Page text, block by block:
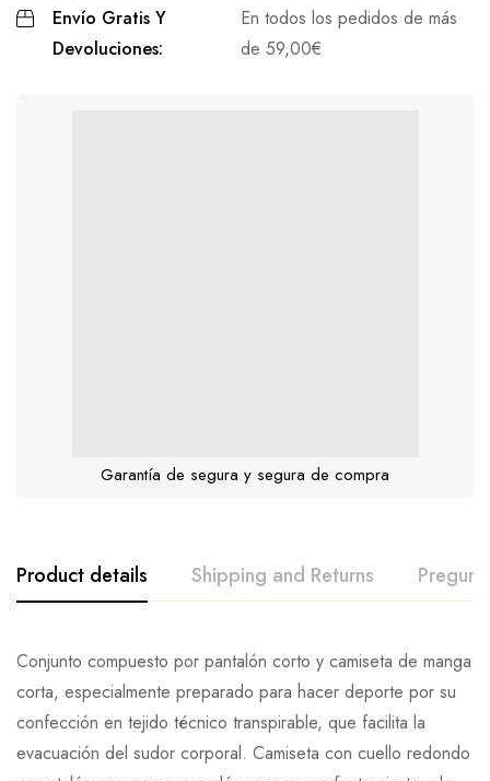
Envío Gratis Y
Devoluciones:
En todos los pedidos de más
de 59,00€
Garantía de segura y segura de compra
Product details Shipping and Returns
Conjunto compuesto por pantalón corto y camiseta de manga
corta, especialmente preparado para hacer deporte por su
confección en tejido técnico transpirable, que facilita la
evacuación del sudor corporal. Camiseta con cuello redondo